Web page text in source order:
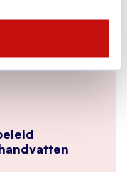
met
OOV